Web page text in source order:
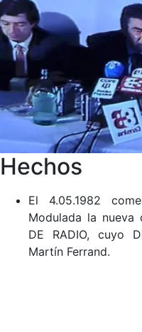
Hechos
El 4.05.1982
Modulada la nueva
DE RADIO, cuyo
Martín Ferrand.